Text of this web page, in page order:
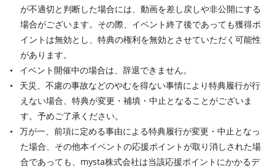
が不適切と判断した場合には、動画を差し戻しや非公開にする
場合がございます。その際、イベント終了後であっても獲得ポ
イントは無効とし、特典の権利を無効とさせていただく可能性
があります。
イベント開催中の場合は、辞退できません。
天災、不慮の事故などのやむを得ない事情により特典履行が行
えない場合、特典が変更・補填・中止となることがございま
す。予めご了承ください。
万が一、前項に定める事由による特典履行が変更・中止となっ
た場合、その他本イベントの応援ポイントが取り消しされた場
合であっても、mysta株式会社は当該応援ポイントにかかるデ